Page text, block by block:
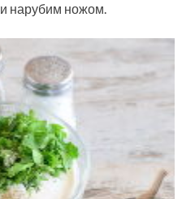
нарубим ножом.